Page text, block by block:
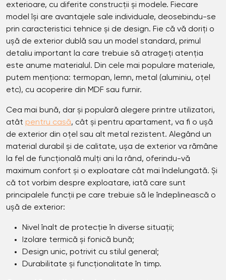
exterioare, cu diferite construcții și modele. Fiecare
model își are avantajele sale individuale, deosebindu-se
prin caracteristici tehnice și de design. Fie că vă doriți o
ușă de exterior dublă sau un model standard, primul
detaliu important la care trebuie să atrageți atenția
este anume materialul. Din cele mai populare materiale,
putem menționa: termopan, lemn, metal (aluminiu, oțel
etc), cu acoperire din MDF sau furnir.
Cea mai bună, dar și populară alegere printre utilizatori,
atât pentru casă, cât și pentru apartament, va fi o ușă
de exterior din oțel sau alt metal rezistent. Alegând un
material durabil și de calitate, ușa de exterior va rămâne
la fel de funcțională mulți ani la rând, oferindu-vă
maximum confort și o exploatare cât mai îndelungată. Și
că tot vorbim despre exploatare, iată care sunt
principalele funcții pe care trebuie să le îndeplinească o
ușă de exterior:
Nivel înalt de protecție în diverse situații;
Izolare termică și fonică bună;
Design unic, potrivit cu stilul general;
Durabilitate și funcționalitate în timp.